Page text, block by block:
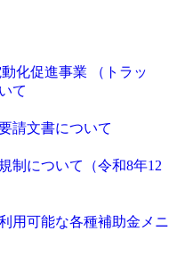
化促進事業 （トラッ
て
請文書について
制について（令和8年12
用可能な各種補助金メニ